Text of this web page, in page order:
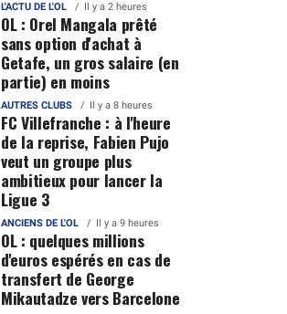
L'ACTU DE L'OL Il y a 2 heures
OL : Orel Mangala prêté
sans option d'achat à
Getafe, un gros salaire (en
partie) en moins
AUTRES CLUBS Il y a 8 heures
FC Villefranche : à l'heure
de la reprise, Fabien Pujo
veut un groupe plus
ambitieux pour lancer la
Ligue 3
ANCIENS DE L'OL Il y a 9 heures
OL : quelques millions
d'euros espérés en cas de
transfert de George
Mikautadze vers Barcelone